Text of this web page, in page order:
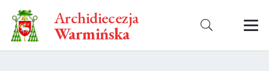
Archidiecezja
Warmińska